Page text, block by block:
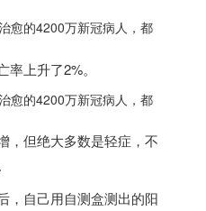
愈的4200万新冠病人，都
上升了2%。
愈的4200万新冠病人，都
，但绝大多数是轻症，不
，自己用自测盒测出的阳